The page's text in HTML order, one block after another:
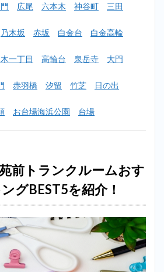
1位：
ハロ
トレ
西麻
布店
苑前
番近
2.2
2位：
minikura（ミ
ニクラ）＿外
苑前
2.3
キュ
ラー
ズ 渋
広尾 六本木 神谷町 三田
乃木坂 赤坂 白金台 白金高輪
一丁目 高輪台 泉岳寺 大門
赤羽橋 汐留 竹芝 日の出
お台場海浜公園 台場
苑前トランクルームおす
グBEST5を紹介！